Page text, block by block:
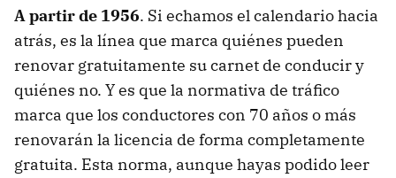
A partir de 1956. Si echamos el calendario hacia
atrás, es la línea que marca quiénes pueden
renovar gratuitamente su carnet de conducir y
quiénes no. Y es que la normativa de tráfico
marca que los conductores con 70 años o más
renovarán la licencia de forma completamente
gratuita. Esta norma, aunque hayas podido leer